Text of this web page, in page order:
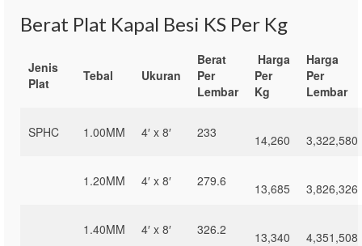
Berat Plat Kapal Besi KS Per Kg
Jenis
Plat
Tebal Ukuran
Berat
Per
Lembar
Harga
Per
Kg
Harga
Per
Lembar
SPHC 1.00MM 4′ x 8′ 233 14,260 3,322,580
1.20MM 4′ x 8′ 279.6 13,685 3,826,326
1.40MM 4′ x 8′ 326.2 13,340 4,351,508